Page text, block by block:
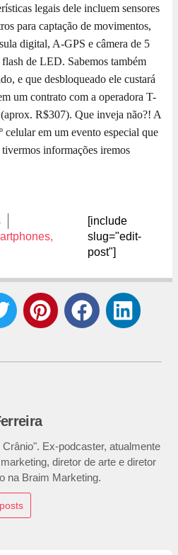
legais dele incluem sensores
para captação de movimentos,
digital, A-GPS e câmera de 5
de LED. Sabemos também
e que desbloqueado ele custará
um contrato com a operadora T-
R$307). Que inveja não?! A
celular em um evento especial que
informações iremos
,
[include
slug="edit-
post"]
Ex-podcaster, atualmente
diretor de arte e diretor
na Braim Marketing.